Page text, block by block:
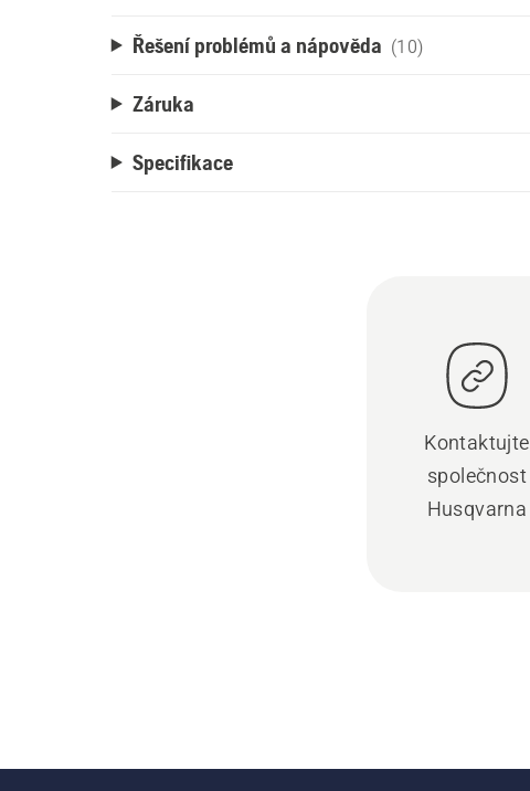
Řešení problémů a nápověda (10)
Záruka
Specifikace
Kontaktujte
společnost
Husqvarna